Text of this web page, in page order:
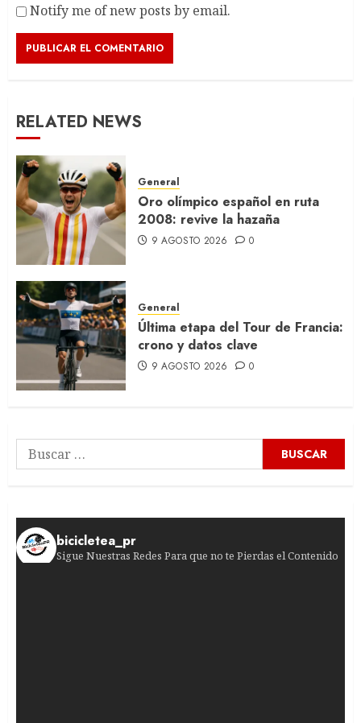
Notify me of new posts by email.
RELATED NEWS
General
Oro olímpico español en ruta
2008: revive la hazaña
9 AGOSTO 2026 0
General
Última etapa del Tour de Francia:
crono y datos clave
9 AGOSTO 2026 0
Buscar:
bicicletea_pr
Sigue Nuestras Redes Para que no te Pierdas el Contenido